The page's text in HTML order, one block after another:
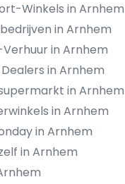
Winkels in Arnhem
in Arnhem
in Arnhem
in Arnhem
in Arnhem
in Arnhem
in Arnhem
in Arnhem